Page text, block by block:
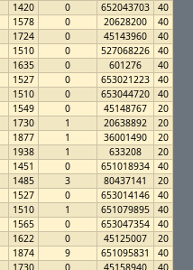
1420 0 652043703
40
1578 0 20628200
40
1724 0 45143960
40
1510 0 527068226
40
1635 0 601276
40
1527 0 653021223
40
1510 0 653044720
40
1549 0 45148767
20
1730 1 20638892
20
1877 1 36001490
20
1938 1 633208
20
1451 0 651018934
40
1485 3 80437141
20
1527 0 653014146
40
1510 1 651079895
40
1565 0 653047354
40
1622 0 45125007
20
1874 9 651095831
40
1730 0 45158940
40